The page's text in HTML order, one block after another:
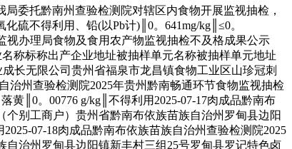
118 / / 都匀市宜居家超市 贵州 盐焗味鸭小腿 40克/包 2025-06-01 肉成品 2025年贵州黔南畅通环节食物监视抽检打算 及格演讲 DBJ36 119 河南豫浪鑫饮品无限公司 孟州市大定处事处上做村 独山县家佳福购物核心 贵州 莲子红枣银耳羹动物饮料 430毫升/瓶 2025-02-25 饮料 2025年贵州黔南畅通环节食物监视抽检打算 及格演讲 DBJ90 120 鹤山市东古调味食物无限公司 广东省江门市鹤山市古劳镇麦水工业区3号 独山县基长平易近鲜生购物广场 贵州 一品鲜黄豆酱 325g/瓶 2025-03-09 调味品 2025年贵州黔南畅通环节食物监视抽检打算 及格演讲 DBJ85 121 / / 都匀市宜居家超市 贵州 红油郫县豆瓣 500克/瓶 2025-06-22 调味品 2025年贵州黔南畅通环节食物监视抽检打算 及格演讲 DBJ53 122 佛山市海天（南宁）调味食物无限公司 广西-东盟经济手艺开辟区永和889号 独山县基长平易近鲜生购物广场 贵州 生抽酱油（酿制酱油） 350mL/袋 2025-04-23 调味品 2025年贵州黔南畅通环节食物监视抽检打算 及格演讲 DBJ59 123 平塘县建巧特色食物无限义务公司 贵州省黔南布依族苗族自治州平塘县平湖镇三棵树 平塘县建巧特色食物无限义务公司 贵州 灰炮辣 200g/袋 2025-07-08 调味品 2025年贵州黔南食物出产企业监视抽检打算 及格演讲 DBJ81 124 江西赣旦农业科技无限公司 江西省新余市高新开辟区飞宇大道以北、龙腾以东新余奥曼特光伏科技无限公司内东面1栋 平塘县汇合兄弟商贸无限公司 贵州 赣旦熟咸鸭蛋 计量 2025-03-20 蛋成品 2025年贵州黔南畅通环节食物监视抽检打算 及格演讲 DBJ38 125 贵州省高堡农业成长无限公司 贵州省黔南州龙里县谷脚镇高堡村上堡子组（扶贫车间） 龙里县优百惠糊口超市二店 贵州 果趣山刺梨干（蜜饯类） 108克/袋 2024-09-18 生果成品 2025年贵州黔南畅通环节食物监视抽检打算 及格演讲 DBJ42 126 珠海远明维佳食物无限公司 珠海市斗门区莲洲镇永利工业园莲桥东8号（厂房1、2号） 长顺县德旺佳超市（个别工商户） 贵州 椰果知家椰子风味饮料 1。25L/瓶 2025-01-17 饮料 2025年贵州黔南畅通环节食物监视抽检打算 及格演讲 DBJ94 127 成都金沙老缸食物无限公司 成都会郫都区唐昌镇裕平易近95号 罗甸县大鸿发超市购物核心（通俗合股） 贵州 红油郫县豆瓣 500克/瓶 2025-04-18 调味品 2025年贵州黔南畅通环节食物监视抽检打算 及格演讲 DBJ58 128 卡夫亨氏（阳江）食物无限公司 广东省阳江市阳西县织篢镇卡夫亨氏大道1号 长顺县德旺佳超市（个别工商户） 贵州 味极鲜特级酿制酱油 380毫升/瓶 2025-03-16 调味品 2025年贵州黔南畅通环节食物监视抽检打算 及格演讲 DBJ41 129 岑溪市中林食物无限公司 岑溪市马镇中林村容岑一级公旁 长顺县德旺佳超市（个别工商户） 贵州 生榨椰子汁风味饮料 1。25升/瓶 2025-06-02 饮料 2025年贵州黔南畅通环节食物监视抽检打算 及格演讲 DBJ38 130 湖北楚天舒药业无限公司 黄冈市罗田县经济开辟区 福泉市三联结合超市无限公司马场坪分店 贵州 金银花露饮料 340mL/瓶 2024-09-21 饮料 2025年贵州黔南畅通环节食物监视抽检打算 及格演讲 DBJ54 131 李锦记(新会)食物无限公司 广东省江门市新会区七堡工贸城北区一号至二号 福泉市三联结合超市无限公司马场坪分店 贵州 锦珍生抽（酿制酱油） 500毫升/瓶 2025-03-08 调味品 2025年贵州黔南畅通环节食物监视抽检打算 及格演讲 DBJ41 132 贵州山珍冠生态农业成长无限公司 贵州省福泉市龙昌镇食物工业区山珍冠刺梨厂 福泉市三联结合超市无限公司马场坪分店 贵州 刺梨干 130g/袋 2025-03-27 生果成品 2025年贵州黔南畅通环节食物监视抽检打算 及格演讲 DBJ45 133 四川前锋生态园调味品无限公司 成都会郫都区唐昌镇和旗村4组300号 福泉市陈老二副食物运营部 贵州 红油郫县豆瓣 450克/瓶 2025-01-09 调味品 2025年贵州黔南畅通环节食物监视抽检打算 及格演讲 DBJ46 134 贵州黔味飘农业成长无限公司 贵州省黔南布依族苗族自治州平塘县通州镇通星村龙井组（第二农贸市场旁） 贵州黔味飘农业成长无限公司 贵州 喷鼻菇 180g/袋 2025-07-10 蔬菜成品 2025年贵州黔南食物出产企业监视抽检打算 及格演讲 DBJ47 135 贵州黔味飘农业成长无限公司 贵州省黔南布依族苗族自治州平塘县通州镇通星村塘坎组 贵州黔味飘农业成长无限公司 贵州 刺梨凉茶饮料 310mL/罐 2025-06-10 饮料 2025年贵州黔南食物出产企业监视抽检打算 及格演讲 DBJ49 136 罗甸县陈厚利麻辣卤肉店 贵州省黔南布依族苗族自治州罗甸县边阳镇前进村坡文组4号 罗甸县陈厚利麻辣卤肉店 贵州 卤猪头肉 散拆 2025-07-17 肉成品 2025年贵州黔南食物出产小做坊监视抽检打算 及格演讲 DBJ48 137 罗甸县边阳镇一品喷鼻卤肉店 贵州省黔南布依族苗族自治州罗甸县边阳镇大坡安设点 罗甸县边阳镇一品喷鼻卤肉店 贵州 卤猪头肉 散拆 2025-07-17 肉成品 2025年贵州黔南食物出产小做坊监视抽检打算 及格演讲 DBJ56 138 罗甸县边阳卤大师卤味店 贵州省黔南布依族苗族自治州罗甸县边阳镇新都汇商贸城B-27-2 罗甸县边阳卤大师卤味店 贵州 卤猪头肉 散拆 2025-07-18 肉成品 2025年贵州黔南食物出产小做坊监视抽检打算 及格演讲 DBJ77 139 / / 贵定县鑫仪奶茶店 贵州 珍珠奶茶 / 2025-06-19 餐饮食物 2025年贵州黔南餐饮环节食物监视抽检打算 及格演讲 DBJ42 140 / / 县谭记羊肉粉店（个别工商户） 贵州 骨头汤 / 2025-06-24 餐饮食物 2025年贵州黔南餐饮环节食物监视抽检打算 及格演讲 DBJ66 141 / / 龙里国国餐饮店（个别工商户） 贵州 筒子骨汤 称沉 2025-06-24 餐饮食物 2025年贵州黔南餐饮环节食物监视抽检打算 及格演讲 DBJ75 142 / / 平塘县麦喷鼻基酸辣粉店 贵州 牛骨汤 称沉 2025-06-25 餐饮食物 2025年贵州黔南餐饮环节食物监视抽检打算 及格演讲 DBJ60 143 / / 都匀市孟宇暖锅店 贵州 筒骨汤 / 2025-06-25 餐饮食物 2025年贵州黔南餐饮环节食物监视抽检打算 及格演讲 DBJ85 144 / / 长顺县周顺柴火狗肉店 贵州 狗肉汤